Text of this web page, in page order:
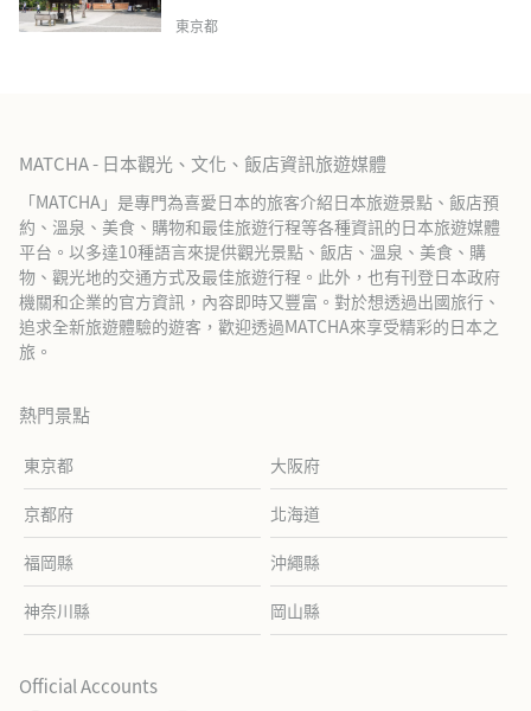
東京都
MATCHA - 日本觀光、文化、飯店資訊旅遊媒體
「MATCHA」是專門為喜愛日本的旅客介紹日本旅遊景點、飯店預
約、溫泉、美食、購物和最佳旅遊行程等各種資訊的日本旅遊媒體
平台。以多達10種語言來提供觀光景點、飯店、溫泉、美食、購
物、觀光地的交通方式及最佳旅遊行程。此外，也有刊登日本政府
機關和企業的官方資訊，內容即時又豐富。對於想透過出國旅行、
追求全新旅遊體驗的遊客，歡迎透過MATCHA來享受精彩的日本之
旅。
熱門景點
東京都 大阪府
京都府 北海道
福岡縣 沖繩縣
神奈川縣 岡山縣
Official Accounts